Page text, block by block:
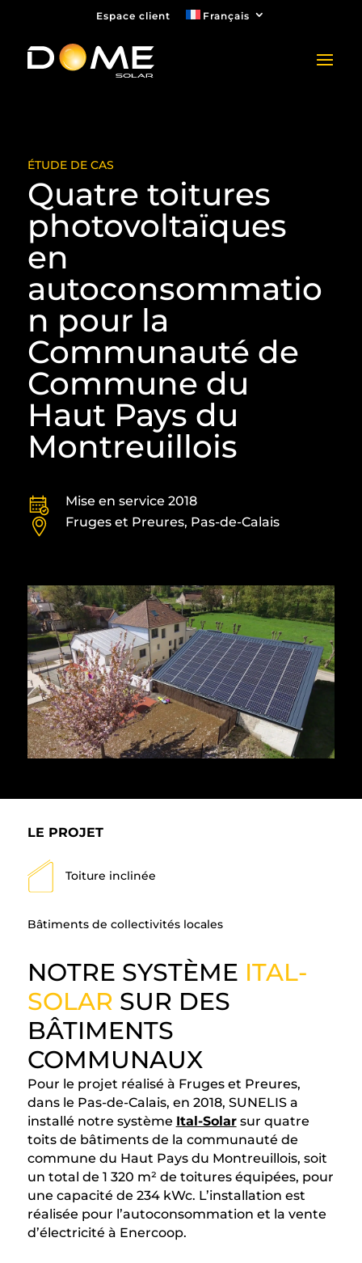
Espace client Français
ÉTUDE DE CAS
Quatre toitures
photovoltaïques
en
autoconsommatio
n pour la
Communauté de
Commune du
Haut Pays du
Montreuillois
Mise en service 2018
Fruges et Preures, Pas-de-Calais
LE PROJET
Toiture inclinée
Bâtiments de collectivités locales
NOTRE SYSTÈME ITAL-
SOLAR SUR DES
BÂTIMENTS
COMMUNAUX
Pour le projet réalisé à Fruges et Preures,
dans le Pas-de-Calais, en 2018, SUNELIS a
installé notre système Ital-Solarsur quatre
toits de bâtiments de la communauté de
commune du Haut Pays du Montreuillois, soit
un total de 1 320 m² de toitures équipées, pour
une capacité de 234 kWc. L’installation est
réalisée pour l’autoconsommation et la vente
d’électricité à Enercoop.